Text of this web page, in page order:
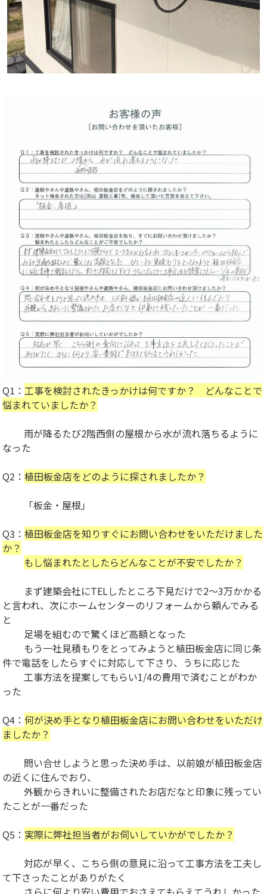
Q1： 工事を検討されたきっかけは何ですか？ どんなことで
悩まれていましたか？
雨が降るたび2階西側の屋根から水が流れ落ちるように
なった
Q2：植田板金店をどのように探されましたか？
「板金・屋根」
Q3：植田板金店を知りすぐにお問い合わせをいただけました
か？
もし悩まれたとしたらどんなことが不安でしたか？
まず建築会社にTELしたところ下見だけで2～3万かかる
と言われ、次にホームセンターのリフォームから頼んでみる
と
足場を組むので驚くほど高額となった
もう一社見積もりをとってみようと植田板金店に同じ条
件で電話をしたらすぐに対応して下さり、うちに応じた
工事方法を提案してもらい1/4の費用で済むことがわか
った
Q4： 何が決め手となり植田板金店にお問い合わせをいただけ
ましたか？
問い合せしようと思った決め手は、以前娘が植田板金店
の近くに住んでおり、
外観からきれいに整備されたお店だなと印象に残ってい
たことが一番だった
Q5： 実際に弊社担当者がお伺いしていかがでしたか？
対応が早く、こちら側の意見に沿って工事方法を工夫し
て下さったことがありがたく